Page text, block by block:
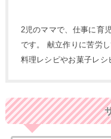
2児のママで、仕事に育
です。 献立作りに苦労
料理レシピやお菓子レシ